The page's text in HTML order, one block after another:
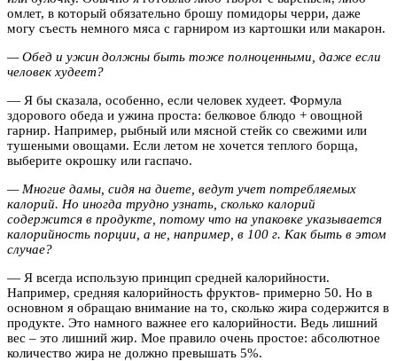
омлет, в который обязательно брошу помидоры черри, даже
могу съесть немного мяса с гарниром из картошки или макарон.
— Обед и ужин должны быть тоже полноценными, даже если
человек худеет?
— Я бы сказала, особенно, если человек худеет. Формула
здорового обеда и ужина проста: белковое блюдо + овощной
гарнир. Например, рыбный или мясной стейк со свежими или
тушеными овощами. Если летом не хочется теплого борща,
выберите окрошку или гаспачо.
— Многие дамы, сидя на диете, ведут учет потребляемых
калорий. Но иногда трудно узнать, сколько калорий
содержится в продукте, потому что на упаковке указывается
калорийность порции, а не, например, в 100 г. Как быть в этом
случае?
— Я всегда использую принцип средней калорийности.
Например, средняя калорийность фруктов- примерно 50. Но в
основном я обращаю внимание на то, сколько жира содержится в
продукте. Это намного важнее его калорийности. Ведь лишний
вес – это лишний жир. Мое правило очень простое: абсолютное
количество жира не должно превышать 5%.